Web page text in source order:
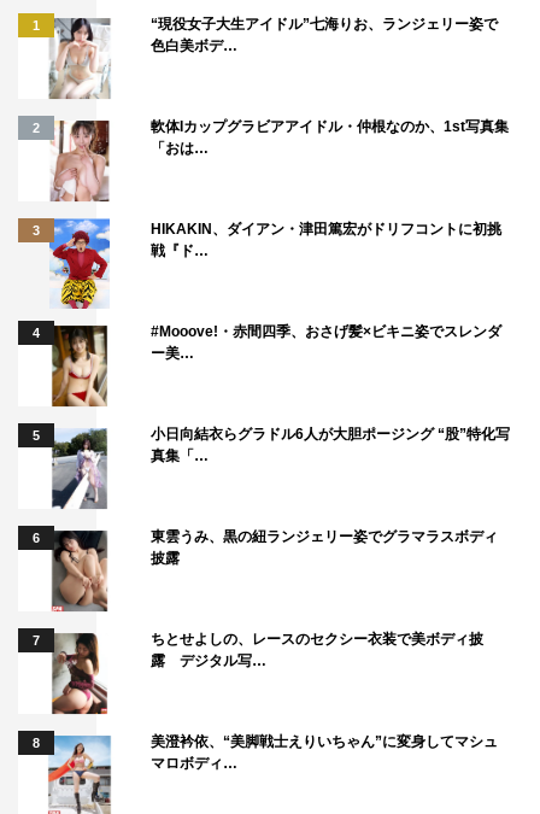
1
“現役女子大生アイドル”七海りお、ランジェリー姿で
色白美ボデ…
2
軟体Iカップグラビアアイドル・仲根なのか、1st写真集
「おは…
3
HIKAKIN、ダイアン・津田篤宏がドリフコントに初挑
戦『ド…
4
#Mooove!・赤間四季、おさげ髪×ビキニ姿でスレンダ
ー美…
5
小日向結衣らグラドル6人が大胆ポージング “股”特化写
真集「…
6
東雲うみ、黒の紐ランジェリー姿でグラマラスボディ
披露
7
ちとせよしの、レースのセクシー衣装で美ボディ披
露 デジタル写…
8
美澄衿依、“美脚戦士えりいちゃん”に変身してマシュ
マロボディ…